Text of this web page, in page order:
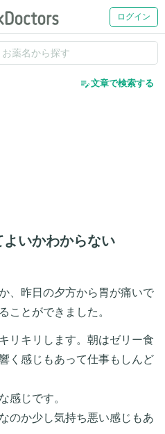
ログイン
edit_note文章で検索する
いかわからない
、昨日の夕方から胃が痛いで
ことができました。
リキリします。朝はゼリー食
く感じもあって仕事もしんど
感じです。
のか少し気持ち悪い感じもあ